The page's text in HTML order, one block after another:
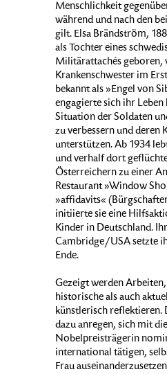
Menschlichkeit
während und nach den
gilt. Elsa Brändström,
als Tochter eines
Militärattachés geboren,
Krankenschwester im
bekannt als »Engel von
engagierte sich ihr Leben
Situation der Soldaten
zu verbessern und deren
unterstützen. Ab 1934
und verhalf dort
Österreichern zu einer
Restaurant »Window
»affidavits«
initiierte sie eine
Kinder in Deutschland.
Cambridge/USA setzte
Ende.
Gezeigt werden
historische als auch
künstlerisch reflektieren.
dazu anregen, sich mit
Nobelpreisträgerin
international tätigen,
Frau